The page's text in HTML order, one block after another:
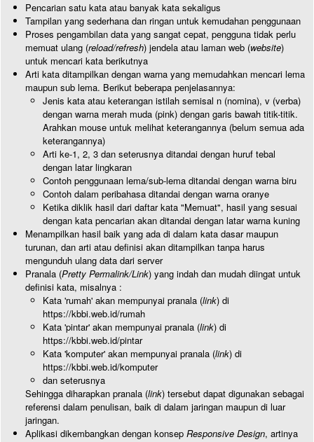
Pencarian satu kata atau banyak kata sekaligus
Tampilan yang sederhana dan ringan untuk kemudahan penggunaan
Proses pengambilan data yang sangat cepat, pengguna tidak perlu
memuat ulang (reload/refresh) jendela atau laman web (website)
untuk mencari kata berikutnya
Arti kata ditampilkan dengan warna yang memudahkan mencari lema
maupun sub lema. Berikut beberapa penjelasannya:
Jenis kata atau keterangan istilah semisal n (nomina), v (verba)
dengan warna merah muda (pink) dengan garis bawah titik-titik.
Arahkan mouse untuk melihat keterangannya (belum semua ada
keterangannya)
Arti ke-1, 2, 3 dan seterusnya ditandai dengan huruf tebal
dengan latar lingkaran
Contoh penggunaan lema/sub-lema ditandai dengan warna biru
Contoh dalam peribahasa ditandai dengan warna oranye
Ketika diklik hasil dari daftar kata "Memuat", hasil yang sesuai
dengan kata pencarian akan ditandai dengan latar warna kuning
Menampilkan hasil baik yang ada di dalam kata dasar maupun
turunan, dan arti atau definisi akan ditampilkan tanpa harus
mengunduh ulang data dari server
Pranala (Pretty Permalink/Link) yang indah dan mudah diingat untuk
definisi kata, misalnya :
Kata 'rumah' akan mempunyai pranala (link) di
https://kbbi.web.id/rumah
Kata 'pintar' akan mempunyai pranala (link) di
https://kbbi.web.id/pintar
Kata 'komputer' akan mempunyai pranala (link) di
https://kbbi.web.id/komputer
dan seterusnya
Sehingga diharapkan pranala (link) tersebut dapat digunakan sebagai
referensi dalam penulisan, baik di dalam jaringan maupun di luar
jaringan.
Aplikasi dikembangkan dengan konsep Responsive Design, artinya